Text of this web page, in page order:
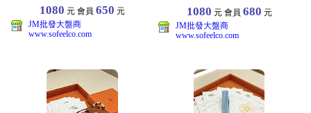
1080 元 會員650 元
JM批發大盤商
www.sofeelco.com
端品質 包
1080 元 會員 680 元
JM批發大盤商
www.sofeelco.com